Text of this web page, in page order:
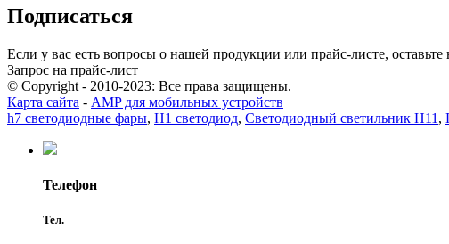
Подписаться
Если у вас есть вопросы о нашей продукции или прайс-листе,
Запрос на прайс-лист
© Copyright - 2010-2023: Все права защищены.
Карта сайта - AMP для мобильных устройств
h7 светодиодные фары, H1 светодиод, Светодиодный светильник H11 ,
Телефон
Тел.